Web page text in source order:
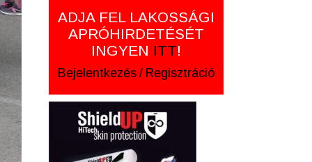
ADJA FEL LAKOSSÁGI
APRÓHIRDETÉSÉT
INGYEN ITT!
Bejelentkezés / Regisztráció